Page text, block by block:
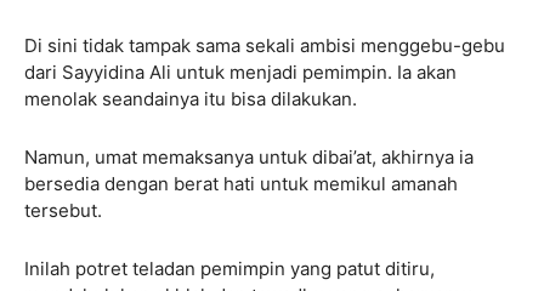
Di sini tidak tampak sama sekali ambisi menggebu-gebu
dari Sayyidina Ali untuk menjadi pemimpin. Ia akan
menolak seandainya itu bisa dilakukan.
Namun, umat memaksanya untuk dibai’at, akhirnya ia
bersedia dengan berat hati untuk memikul amanah
tersebut.
Inilah potret teladan pemimpin yang patut ditiru,